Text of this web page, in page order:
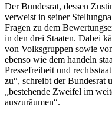
Der Bundesrat, dessen
verweist in seiner
Fragen zu dem
in den drei Staaten. Dabei
von Volksgruppen sowie
ebenso wie dem handeln
Pressefreiheit und
zu“, schreibt der Bundesrat
„bestehende Zweifel im
auszuräumen“.